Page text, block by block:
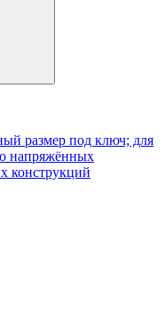
размер под ключ; для
напряжённых
конструкций